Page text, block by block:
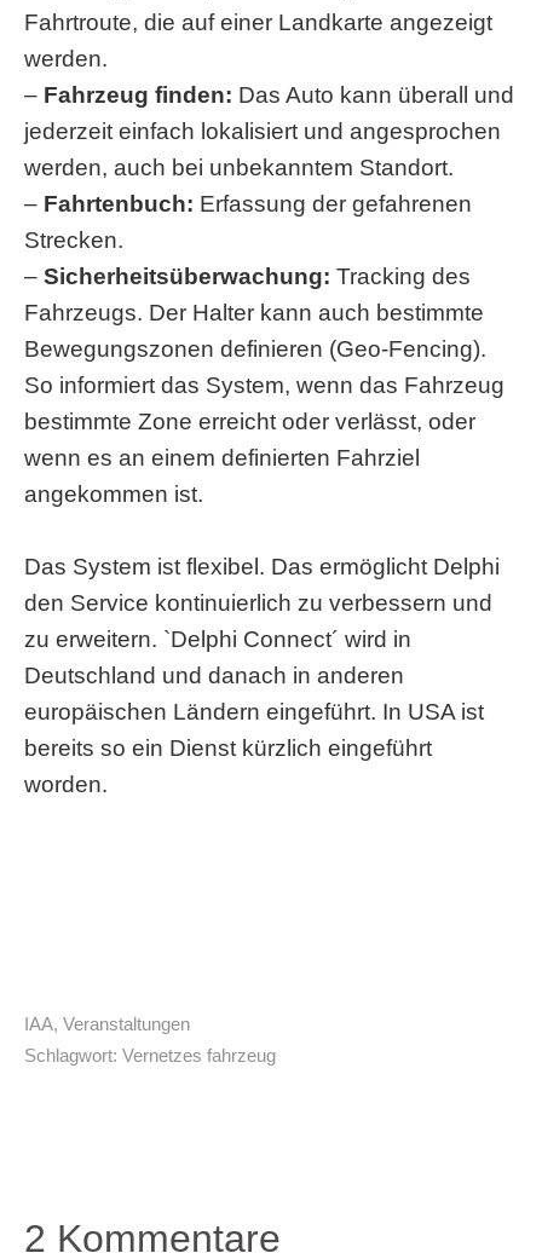
Fahrtroute, die auf einer Landkarte angezeigt
werden.
– Fahrzeug finden: Das Auto kann überall und
jederzeit einfach lokalisiert und angesprochen
werden, auch bei unbekanntem Standort.
– Fahrtenbuch: Erfassung der gefahrenen
Strecken.
– Sicherheitsüberwachung: Tracking des
Fahrzeugs. Der Halter kann auch bestimmte
Bewegungszonen definieren (Geo-Fencing).
So informiert das System, wenn das Fahrzeug
bestimmte Zone erreicht oder verlässt, oder
wenn es an einem definierten Fahrziel
angekommen ist.
Das System ist flexibel. Das ermöglicht Delphi
den Service kontinuierlich zu verbessern und
zu erweitern. `Delphi Connect´ wird in
Deutschland und danach in anderen
europäischen Ländern eingeführt. In USA ist
bereits so ein Dienst kürzlich eingeführt
worden.
IAA, Veranstaltungen
Schlagwort: Vernetzes fahrzeug
2 Kommentare